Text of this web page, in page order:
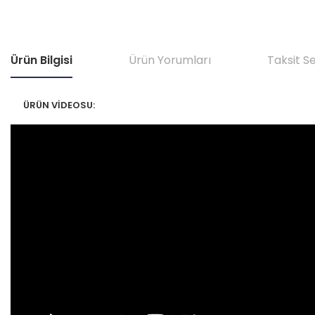
Ürün Bilgisi Ürün Yorumları Taksit
ÜRÜN VİDEOSU: